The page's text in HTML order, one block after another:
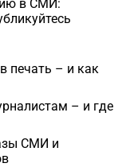
в СМИ:
печать – и как
– и где
СМИ и